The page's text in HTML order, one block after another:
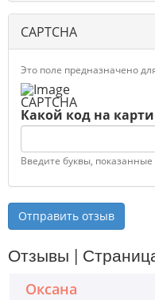
CAPTCHA
Это поле предназначено
Какой код на
Введите буквы,
Вертикальные
вкладки
Отправить отзыв
Отзывы |
Оксана